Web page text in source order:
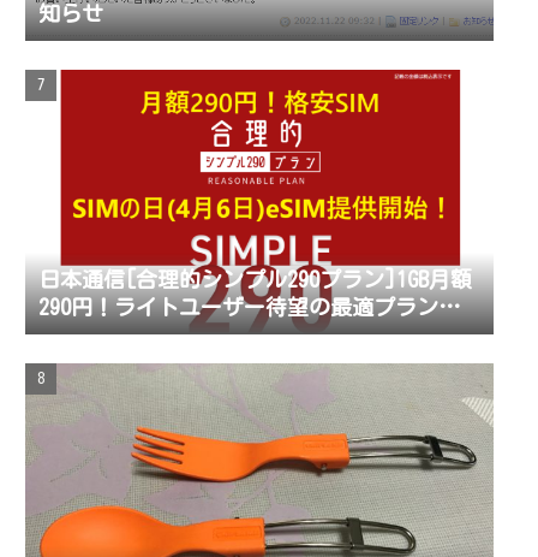
知らせ
日本通信[合理的シンプル290プラン]1GB月額
290円！ライトユーザー待望の最適プラン登
場！プラン変更も可能に！eSIM提供開始！通
話定額オプション月70分通話390円！